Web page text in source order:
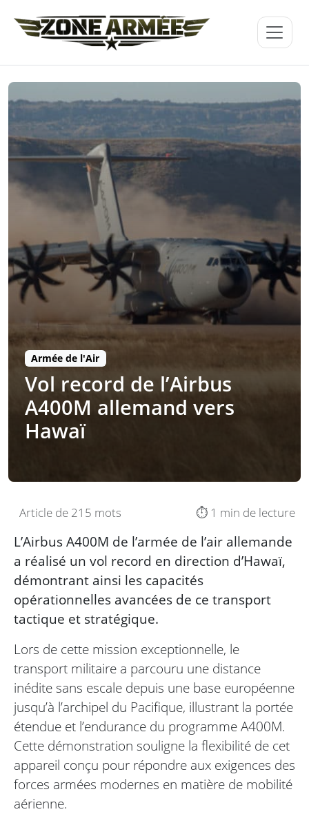
Armée de l'Air
Vol record de l’Airbus
A400M allemand vers
Hawaï
Article de 215 mots ⏱️ 1 min de lecture
L’Airbus A400M de l’armée de l’air allemande
a réalisé un vol record en direction d’Hawaï,
démontrant ainsi les capacités
opérationnelles avancées de ce transport
tactique et stratégique.
Lors de cette mission exceptionnelle, le
transport militaire a parcouru une distance
inédite sans escale depuis une base européenne
jusqu’à l’archipel du Pacifique, illustrant la portée
étendue et l’endurance du programme A400M.
Cette démonstration souligne la flexibilité de cet
appareil conçu pour répondre aux exigences des
forces armées modernes en matière de mobilité
aérienne.